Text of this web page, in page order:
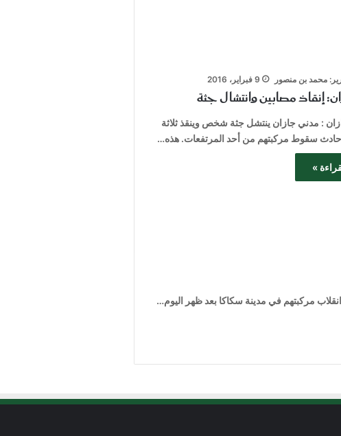
محمد بن منصور 9 فبراير، 2016
إنقاذ مصابين وانتشال جثة
: مدني جازان ينتشل جثة شخص وينقذ ثلاثة
حادث سقوط مركبتهم من أحد المرتفعات. هذه…
»
انقلاب مركبتهم في مدينة سكاكا بعد ظهر اليوم…